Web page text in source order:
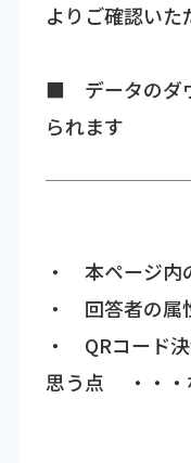
よりご確認いた
■ データのダ
られます
・ 本ページ内
・ 回答者の属
・ QRコード
思う点 ・・・